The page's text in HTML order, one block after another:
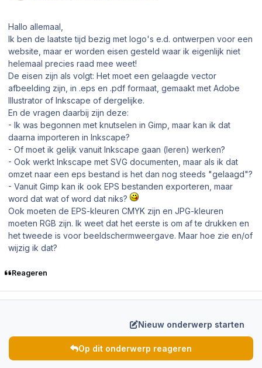
Hallo allemaal,
Ik ben de laatste tijd bezig met logo's e.d. ontwerpen voor een
website, maar er worden eisen gesteld waar ik eigenlijk niet
helemaal precies raad mee weet!
De eisen zijn als volgt: Het moet een gelaagde vector
afbeelding zijn, in .eps en .pdf formaat, gemaakt met Adobe
Illustrator of Inkscape of dergelijke.
En de vragen daarbij zijn deze:
- Ik was begonnen met knutselen in Gimp, maar kan ik dat
daarna importeren in Inkscape?
- Of moet ik gelijk vanuit Inkscape gaan (leren) werken?
- Ook werkt Inkscape met SVG documenten, maar als ik dat
omzet naar een eps bestand is het dan nog steeds "gelaagd"?
- Vanuit Gimp kan ik ook EPS bestanden exporteren, maar
word dat wat of word dat niks?
Ook moeten de EPS-kleuren CMYK zijn en JPG-kleuren
moeten RGB zijn. Ik weet dat het eerste is om af te drukken en
het tweede is voor beeldschermweergave. Maar hoe zie en/of
wijzig ik dat?
Reageren
Nieuw onderwerp starten
Op dit onderwerp reageren